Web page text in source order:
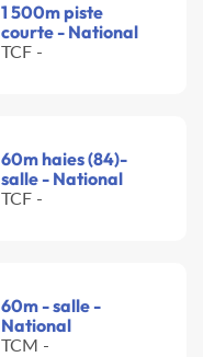
1 500m piste
courte - National
TCF -
60m haies (84)-
salle - National
TCF -
60m - salle -
National
TCM -